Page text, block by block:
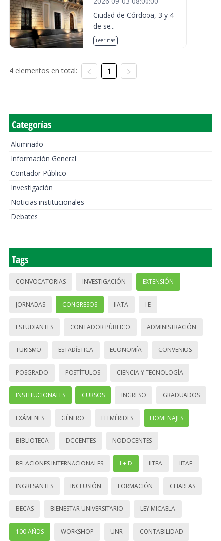
Ciudad de Córdoba, 3 y 4
de se...
Leer más
4 elementos en total: 1
Categorías
Alumnado
Información General
Contador Público
Investigación
Noticias institucionales
Debates
Tags
CONVOCATORIAS INVESTIGACIÓN EXTENSIÓN
JORNADAS CONGRESOS IIATA IIE
ESTUDIANTES CONTADOR PÚBLICO ADMINISTRACIÓN
TURISMO ESTADÍSTICA ECONOMÍA CONVENIOS
POSGRADO POSTÍTULOS CIENCIA Y TECNOLOGÍA
INSTITUCIONALES CURSOS INGRESO GRADUADOS
EXÁMENES GÉNERO EFEMÉRIDES HOMENAJES
BIBLIOTECA DOCENTES NODOCENTES
RELACIONES INTERNACIONALES I + D IITEA IITAE
INGRESANTES INCLUSIÓN FORMACIÓN CHARLAS
BECAS BIENESTAR UNIVERSITARIO LEY MICAELA
100 AÑOS WORKSHOP UNR CONTABILIDAD